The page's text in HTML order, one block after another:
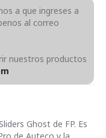
a que ingreses a
al correo
nuestros productos
Ghost de FP. Es